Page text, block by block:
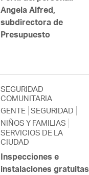
Angela Alfred,
subdirectora de
Presupuesto
SEGURIDAD
COMUNITARIA
GENTE SEGURIDAD
NIÑOS Y FAMILIAS
SERVICIOS DE LA
CIUDAD
Inspecciones e
instalaciones gratuitas